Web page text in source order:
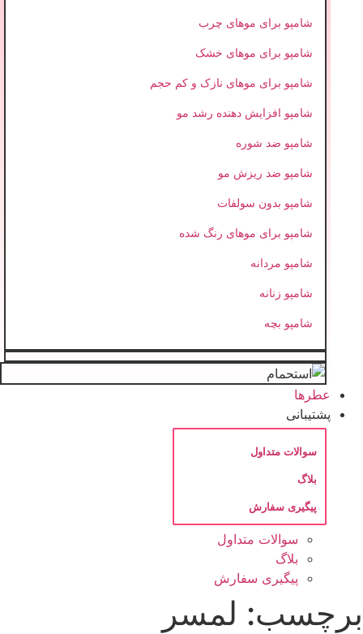
شامپو برای موهای چرب
شامپو برای موهای خشک
شامپو برای موهای نازک و کم حجم
شامپو افزایش دهنده رشد مو
شامپو ضد شوره
شامپو ضد ریزش مو
شامپو بدون سولفات
شامپو برای موهای رنگ شده
شامپو مردانه
شامپو زنانه
شامپو بچه
عطرها
پشتیبانی
سوالات متداول
بلاگ
پیگیری سفارش
سوالات متداول
بلاگ
پیگیری سفارش
برچسب: لمسر